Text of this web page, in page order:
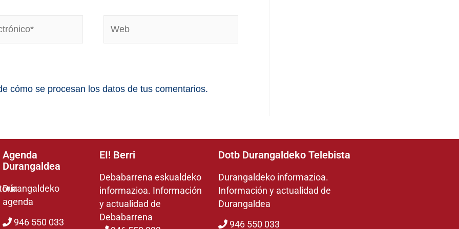
cómo se procesan los datos de tus comentarios.
Agenda
Durangaldea
Durangaldeko
agenda
946 550 033
EI! Berri
Debabarrena eskualdeko
informazioa. Información
y actualidad de
Debabarrena
Dotb Durangaldeko Telebista
Durangaldeko informazioa.
Información y actualidad de
Durangaldea
946 550 033